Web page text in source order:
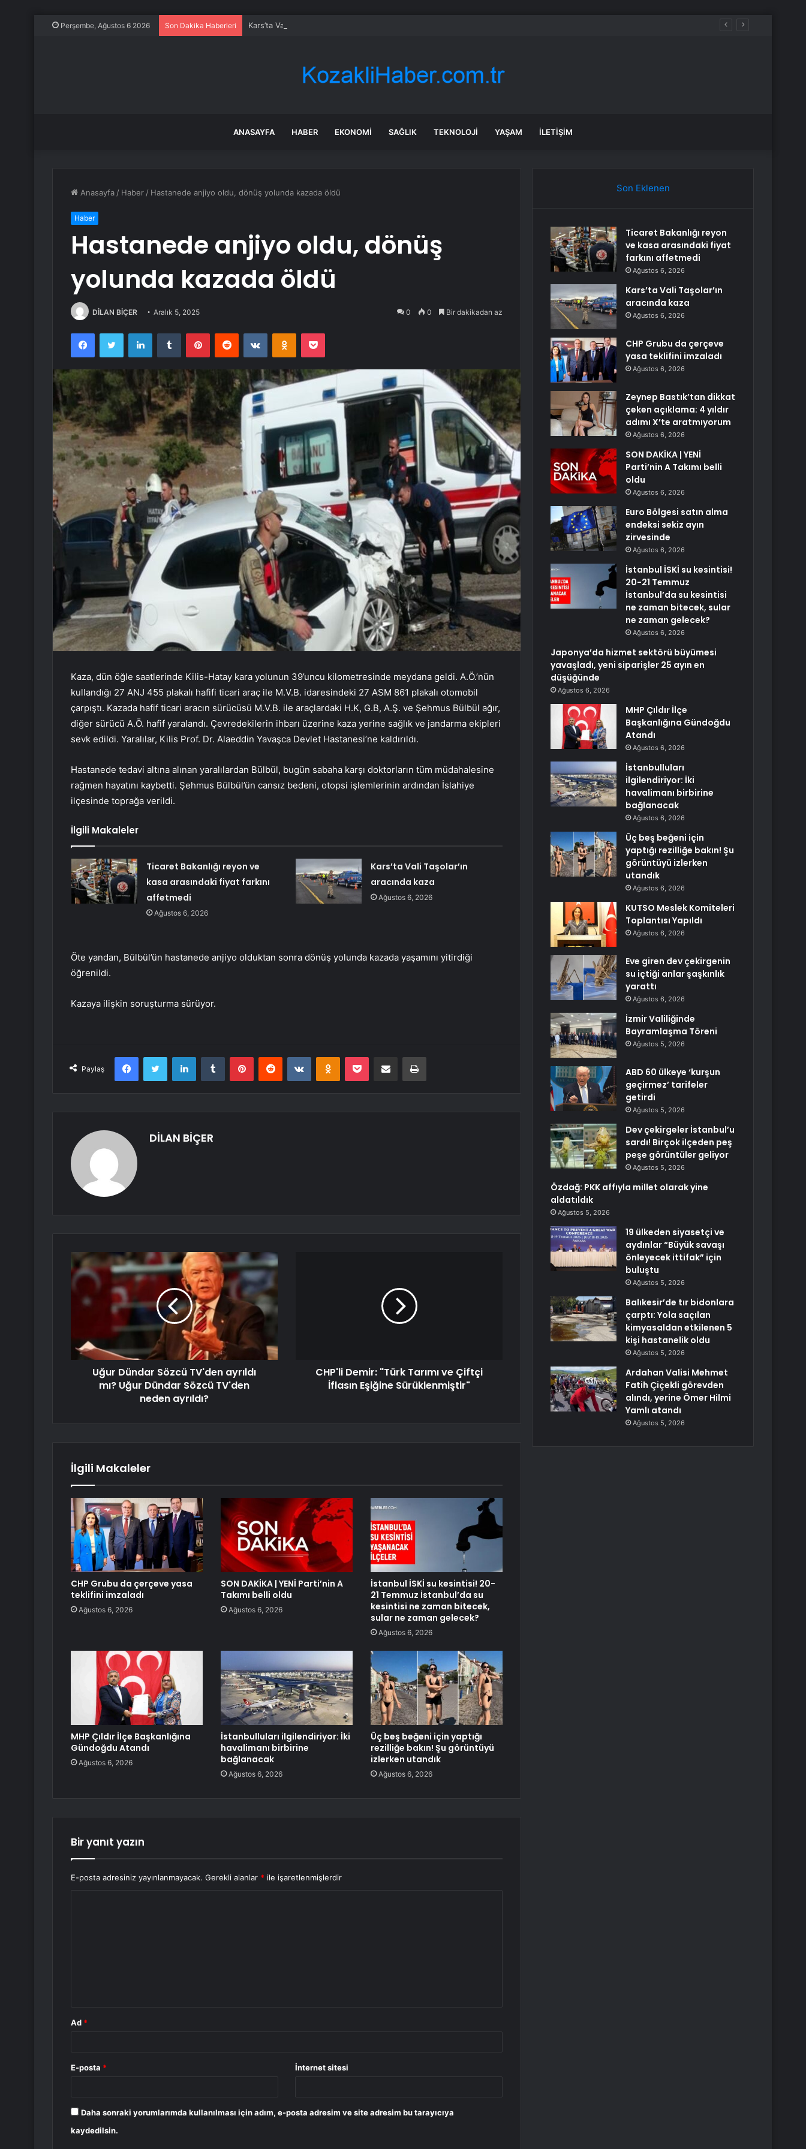
Perşembe, Ağustos 6 2026 Son Dakika Haberleri Kars’ta Vali Taşolar’ın aracında kaza
ANASAYFA HABER EKONOMI SAĞLIK TEKNOLOJI YAŞAM İLETIŞIM
Anasayfa / Haber / Hastanede anjiyo oldu, dönüş yolunda kazada öldü
Haber
Hastanede anjiyo oldu, dönüş
yolunda kazada öldü
DİLAN BİÇER Aralık 5, 2025 0 0 Bir dakikadan az
FacebookTwitter LinkedInTumblr PinterestReddit VKontakteOdnoklassniki
Pocket
Kaza, dün öğle saatlerinde Kilis-Hatay kara yolunun 39’uncu kilometresinde meydana geldi. A.Ö.’nün
kullandığı 27 ANJ 455 plakalı hafifi ticari araç ile M.V.B. idaresindeki 27 ASM 861 plakalı otomobil
çarpıştı. Kazada hafif ticari aracın sürücüsü M.V.B. ile araçlardaki H.K, G.B, A.Ş. ve Şehmus Bülbül ağır,
diğer sürücü A.Ö. hafif yaralandı. Çevredekilerin ihbarı üzerine kaza yerine sağlık ve jandarma ekipleri
sevk edildi. Yaralılar, Kilis Prof. Dr. Alaeddin Yavaşca Devlet Hastanesi’ne kaldırıldı.
Hastanede tedavi altına alınan yaralılardan Bülbül, bugün sabaha karşı doktorların tüm müdahalesine
rağmen hayatını kaybetti. Şehmus Bülbül’ün cansız bedeni, otopsi işlemlerinin ardından İslahiye
ilçesinde toprağa verildi.
İlgili Makaleler
Ticaret Bakanlığı reyon ve
kasa arasındaki fiyat farkını
affetmedi
Ağustos 6, 2026
Kars’ta Vali Taşolar’ın
aracında kaza
Ağustos 6, 2026
Öte yandan, Bülbül’ün hastanede anjiyo olduktan sonra dönüş yolunda kazada yaşamını yitirdiği
öğrenildi.
Kazaya ilişkin soruşturma sürüyor.
Paylaş
FacebookTwitter LinkedInTumblr PinterestReddit VKontakteOdnoklassniki
Pocket E-Posta ile paylaş Yazdır
DİLAN BİÇER
Uğur Dündar Sözcü TV'den ayrıldı
mı? Uğur Dündar Sözcü TV'den
neden ayrıldı?
CHP'li Demir: "Türk Tarımı ve Çiftçi
İflasın Eşiğine Sürüklenmiştir"
İlgili Makaleler
CHP Grubu da çerçeve yasa
teklifini imzaladı
Ağustos 6, 2026
SON DAKİKA | YENİ Parti’nin A
Takımı belli oldu
Ağustos 6, 2026
İstanbul İSKİ su kesintisi! 20-
21 Temmuz İstanbul’da su
kesintisi ne zaman bitecek,
sular ne zaman gelecek?
Ağustos 6, 2026
MHP Çıldır İlçe Başkanlığına
Gündoğdu Atandı
Ağustos 6, 2026
İstanbulluları ilgilendiriyor: İki
havalimanı birbirine
bağlanacak
Ağustos 6, 2026
Üç beş beğeni için yaptığı
rezilliğe bakın! Şu görüntüyü
izlerken utandık
Ağustos 6, 2026
Bir yanıt yazın
E-posta adresiniz yayınlanmayacak. Gerekli alanlar * ile işaretlenmişlerdir
Ad *
E-posta * İnternet sitesi
Daha sonraki yorumlarımda kullanılması için adım, e-posta adresim ve site adresim bu tarayıcıya
kaydedilsin.
Son Eklenen
Ticaret Bakanlığı reyon
ve kasa arasındaki fiyat
farkını affetmedi
Ağustos 6, 2026
Kars’ta Vali Taşolar’ın
aracında kaza
Ağustos 6, 2026
CHP Grubu da çerçeve
yasa teklifini imzaladı
Ağustos 6, 2026
Zeynep Bastık’tan dikkat
çeken açıklama: 4 yıldır
adımı X’te aratmıyorum
Ağustos 6, 2026
SON DAKİKA | YENİ
Parti’nin A Takımı belli
oldu
Ağustos 6, 2026
Euro Bölgesi satın alma
endeksi sekiz ayın
zirvesinde
Ağustos 6, 2026
İstanbul İSKİ su kesintisi!
20-21 Temmuz
İstanbul’da su kesintisi
ne zaman bitecek, sular
ne zaman gelecek?
Ağustos 6, 2026
Japonya’da hizmet sektörü büyümesi
yavaşladı, yeni siparişler 25 ayın en
düşüğünde
Ağustos 6, 2026
MHP Çıldır İlçe
Başkanlığına Gündoğdu
Atandı
Ağustos 6, 2026
İstanbulluları
ilgilendiriyor: İki
havalimanı birbirine
bağlanacak
Ağustos 6, 2026
Üç beş beğeni için
yaptığı rezilliğe bakın! Şu
görüntüyü izlerken
utandık
Ağustos 6, 2026
KUTSO Meslek Komiteleri
Toplantısı Yapıldı
Ağustos 6, 2026
Eve giren dev çekirgenin
su içtiği anlar şaşkınlık
yarattı
Ağustos 6, 2026
İzmir Valiliğinde
Bayramlaşma Töreni
Ağustos 5, 2026
ABD 60 ülkeye ‘kurşun
geçirmez’ tarifeler
getirdi
Ağustos 5, 2026
Dev çekirgeler İstanbul’u
sardı! Birçok ilçeden peş
peşe görüntüler geliyor
Ağustos 5, 2026
Özdağ: PKK affıyla millet olarak yine
aldatıldık
Ağustos 5, 2026
19 ülkeden siyasetçi ve
aydınlar “Büyük savaşı
önleyecek ittifak” için
buluştu
Ağustos 5, 2026
Balıkesir’de tır bidonlara
çarptı: Yola saçılan
kimyasaldan etkilenen 5
kişi hastanelik oldu
Ağustos 5, 2026
Ardahan Valisi Mehmet
Fatih Çiçekli görevden
alındı, yerine Ömer Hilmi
Yamlı atandı
Ağustos 5, 2026